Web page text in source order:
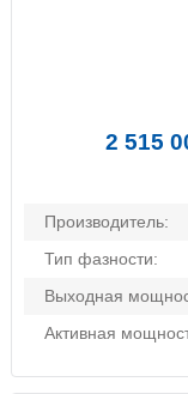
Производитель:
Тип фазности:
Выходная
Активная
2 515